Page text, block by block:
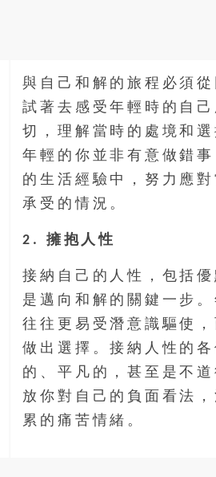
與自己和解的旅程必須從
試著去感受年輕時的自
切，理解當時的處境和選
年輕的你並非有意做錯
的生活經驗中，努力應
承受的情況。
2. 擁抱人性
接納自己的人性，包括
是邁向和解的關鍵一步
往往更易受潛意識驅使
做出選擇。接納人性的
的、平凡的，甚至是不
放你對自己的負面看法
累的痛苦情緒。